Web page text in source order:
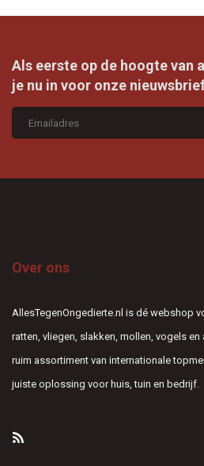
Als eerste op de hoogte van
je nu in voor onze
Over ons
AllesTegenOngedierte.nl is dé webshop
ratten, vliegen, slakken, mollen, vogels
ruim assortiment van internationale
juiste oplossing voor huis, tuin en bedrijf.